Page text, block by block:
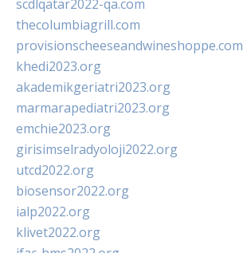
scdlqatar2022-qa.com
thecolumbiagrill.com
provisionscheeseandwineshoppe.com
khedi2023.org
akademikgeriatri2023.org
marmarapediatri2023.org
emchie2023.org
girisimselradyoloji2022.org
utcd2022.org
biosensor2022.org
ialp2022.org
klivet2022.org